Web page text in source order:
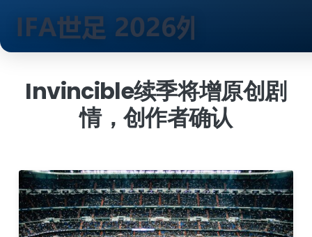
Invincible续季将增原创剧
情，创作者确认